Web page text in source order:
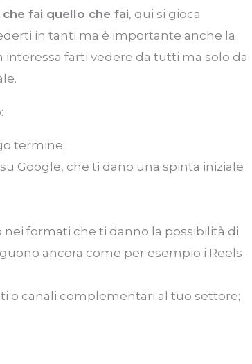
fai quello che fai, qui si gioca
in tanti ma è importante anche la
farti vedere da tutti ma solo da
termine;
Google, che ti dano una spinta iniziale
formati che ti danno la possibilità di
ancora come per esempio i Reels
o canali complementari al tuo settore;